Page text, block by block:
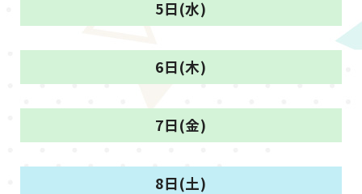
5日(水)
6日(木)
7日(金)
8日(土)